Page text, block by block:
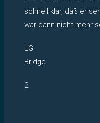
schnell klar, daß er
war dann nicht mehr
LG
Bridge
2